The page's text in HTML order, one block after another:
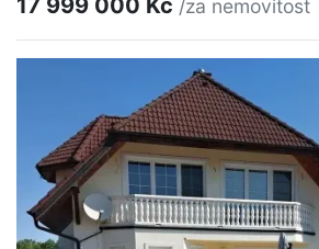
17 999 000 Kč /za nemovitost